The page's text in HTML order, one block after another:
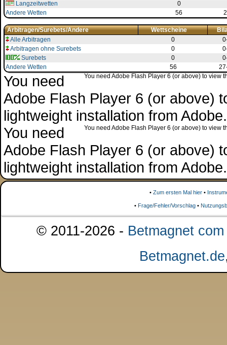
Langzeitwetten
0
Andere Wetten
56
Arbitragen/Surebets/Andere Wettscheine
Alle Arbitragen
0
Arbitragen ohne Surebets
0
Surebets
0
Andere Wetten
56
You need Adobe Flash Player 6 (or above) to view
You need
Adobe Flash Player 6 (or above)
lightweight installation from
You need Adobe Flash Player 6 (or above) to view
You need
Adobe Flash Player 6 (or above)
lightweight installation from
• Zum ersten Mal hier•
• Frage/Fehler/Vorschlag•
© 2011-2026 - Betmagnet
Betmagnet.de